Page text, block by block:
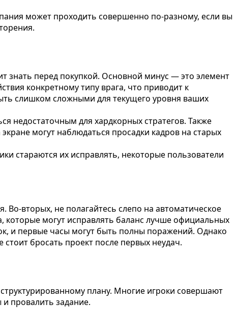
может проходить совершенно по-разному, если вы
знать перед покупкой. Основной минус — это элемент
конкретному типу врага, что приводит к
слишком сложными для текущего уровня ваших
недостаточным для хардкорных стратегов. Также
могут наблюдаться просадки кадров на старых
стараются их исправлять, некоторые пользователи
вторых, не полагайтесь слепо на автоматическое
которые могут исправлять баланс лучше официальных
и первые часы могут быть полны поражений. Однако
бросать проект после первых неудач.
плану. Многие игроки совершают
провалить задание.